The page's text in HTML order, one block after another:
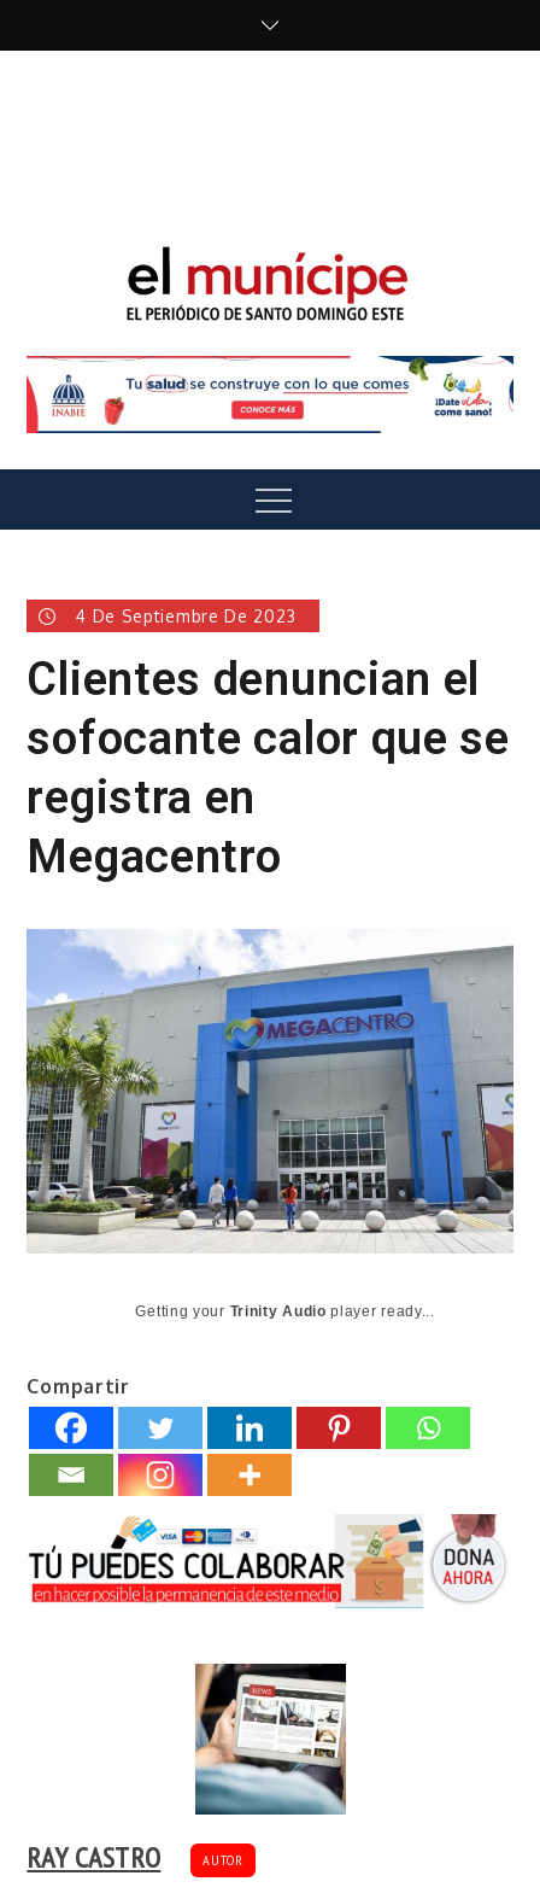
El Munícipe
Menu
4 De Septiembre De 2023
Clientes denuncian el
sofocante calor que se
registra en
Megacentro
Getting your Trinity Audio player ready...
Compartir
RAY CASTRO AUTOR